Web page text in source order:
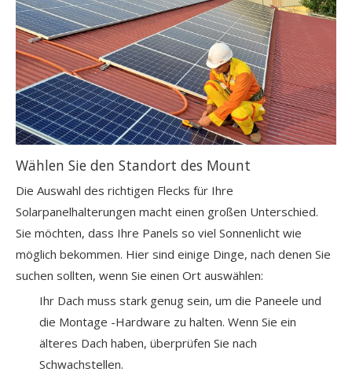
Wählen Sie den Standort des Mount
Die Auswahl des richtigen Flecks für Ihre
Solarpanelhalterungen macht einen großen Unterschied.
Sie möchten, dass Ihre Panels so viel Sonnenlicht wie
möglich bekommen. Hier sind einige Dinge, nach denen Sie
suchen sollten, wenn Sie einen Ort auswählen:
Ihr Dach muss stark genug sein, um die Paneele und
die Montage -Hardware zu halten. Wenn Sie ein
älteres Dach haben, überprüfen Sie nach
Schwachstellen.